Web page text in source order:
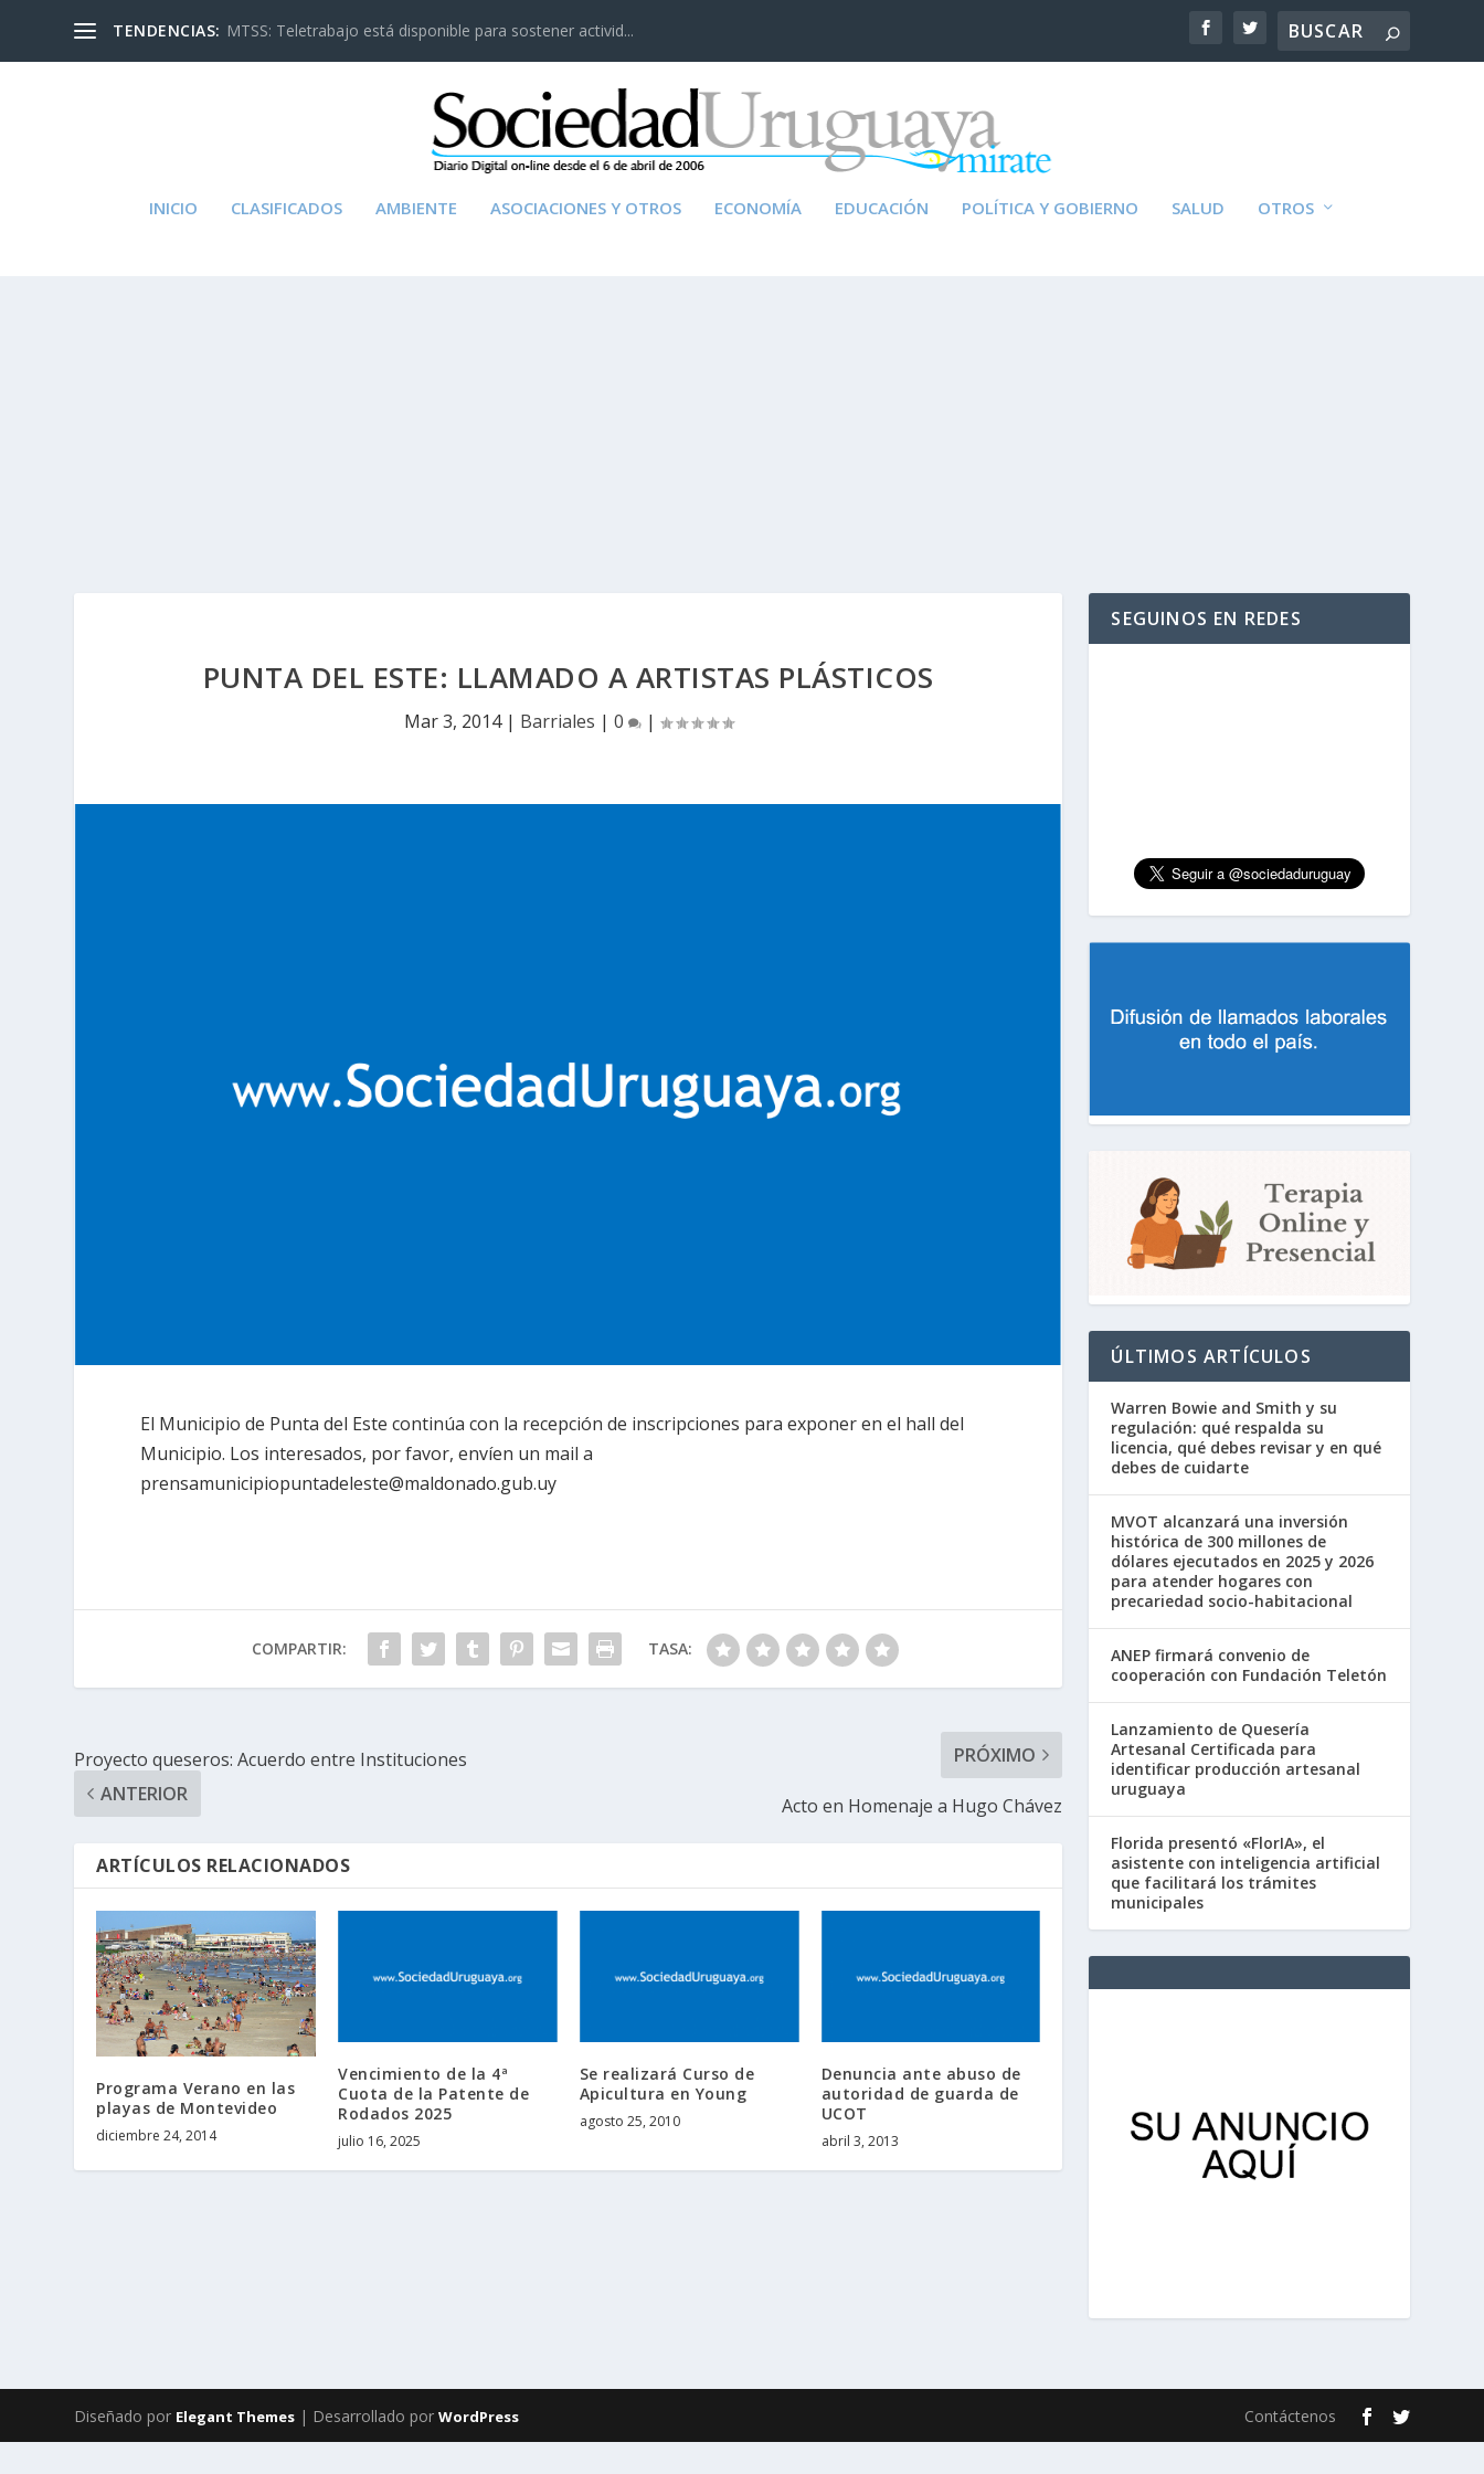
TENDENCIAS: MTSS: Teletrabajo está disponible para sostener activid...
INICIO CLASIFICADOS AMBIENTE ASOCIACIONES Y OTROS ECONOMÍA EDUCACIÓN POLÍTICA Y GOBIERNO SALUD OTROS
PUNTA DEL ESTE: LLAMADO A ARTISTAS PLÁSTICOS
Mar 3, 2014| Barriales | 0 |
El Municipio de Punta del Este continúa con la recepción de inscripciones para exponer en el hall del
Municipio. Los interesados, por favor, envíen un mail a
prensamunicipiopuntadeleste@maldonado.gub.uy
COMPARTIR: TASA:
Proyecto queseros: Acuerdo entre Instituciones
ANTERIOR
PRÓXIMO
Acto en Homenaje a Hugo Chávez
ARTÍCULOS RELACIONADOS
Programa Verano en las
playas de Montevideo
diciembre 24, 2014
Vencimiento de la 4ª
Cuota de la Patente de
Rodados 2025
julio 16, 2025
Se realizará Curso de
Apicultura en Young
agosto 25, 2010
Denuncia ante abuso de
autoridad de guarda de
UCOT
abril 3, 2013
SEGUINOS EN REDES
ÚLTIMOS ARTÍCULOS
Warren Bowie and Smith y su
regulación: qué respalda su
licencia, qué debes revisar y en qué
debes de cuidarte
MVOT alcanzará una inversión
histórica de 300 millones de
dólares ejecutados en 2025 y 2026
para atender hogares con
precariedad socio-habitacional
ANEP firmará convenio de
cooperación con Fundación Teletón
Lanzamiento de Quesería
Artesanal Certificada para
identificar producción artesanal
uruguaya
Florida presentó «FlorIA», el
asistente con inteligencia artificial
que facilitará los trámites
municipales
Diseñado por Elegant Themes | Desarrollado porWordPress Contáctenos